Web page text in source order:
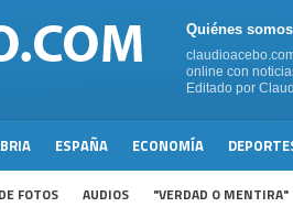
Quiénes somos
online con
Editado por
ESPAÑA ECONOMÍA
FOTOS AUDIOS "VERDAD O MENTIRA"